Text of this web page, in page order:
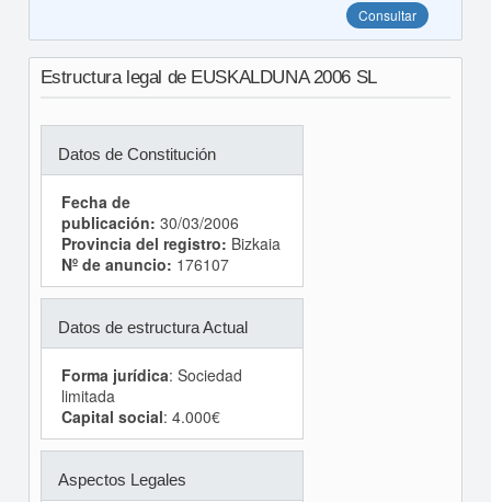
Consultar
Estructura legal de EUSKALDUNA 2006 SL
Datos de Constitución
Fecha de
publicación: 30/03/2006
Provincia del registro: Bizkaia
Nº de anuncio: 176107
Datos de estructura Actual
Forma jurídica: Sociedad
limitada
Capital social: 4.000€
Aspectos Legales